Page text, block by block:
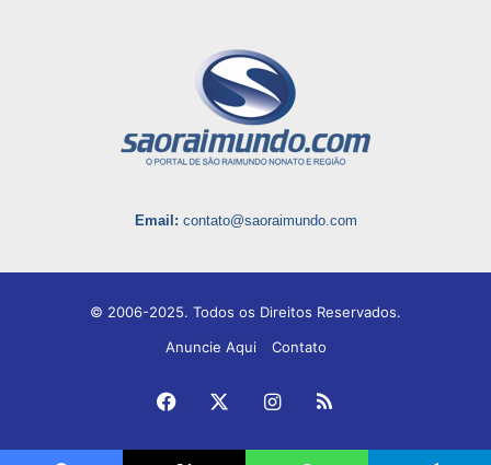
Email: contato@saoraimundo.com
© 2006-2025. Todos os Direitos Reservados.
Anuncie Aqui
Contato
Facebook Instagram
RSS